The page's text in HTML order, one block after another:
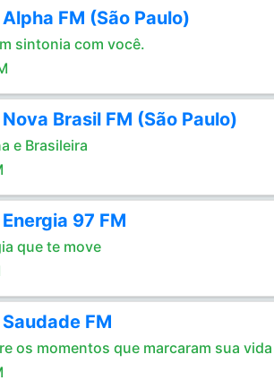
FM (São Paulo)
sintonia com você.
Brasil FM (São Paulo)
e Brasileira
97 FM
que te move
FM
os momentos que marcaram sua vida